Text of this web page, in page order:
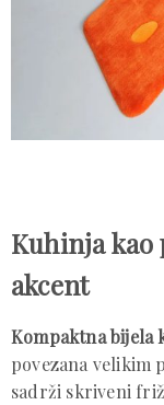
Kuhinja kao
akcent
Kompaktna bijela
povezana velikim
sadrži skriveni